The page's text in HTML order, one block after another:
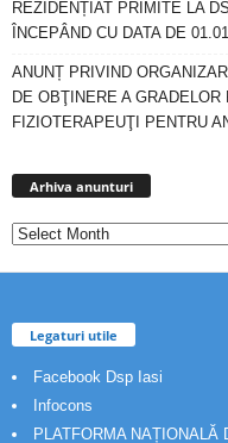
REZIDENȚIAT PRIMITE LA
ÎNCEPÂND CU DATA DE
ANUNȚ PRIVIND
DE OBŢINERE A
FIZIOTERAPEUŢI PENTRU
Arhiva anunturi
Legaturi utile
Facebook Dsp Iasi
Infocons
PLATFORMA